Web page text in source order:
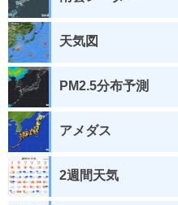
天気図
PM2.5分布予測
アメダス
2週間天気